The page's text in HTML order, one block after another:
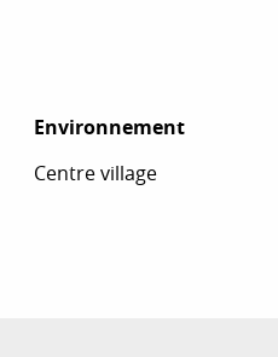
Environnement
Environnement
Centre village